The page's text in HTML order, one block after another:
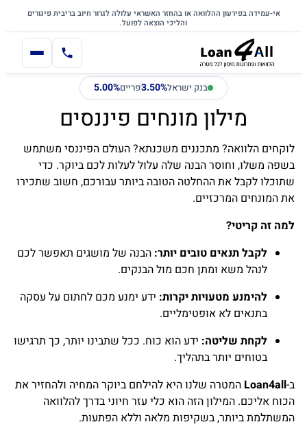
לתוכן
דלג לתוכן הראשי
אי-עמידה בפירעון ההלוואה או בהחזר האשראי עלולה לגרור חיוב בריבית פיגורים
והליכי הוצאה לפועל.
בנק ישראל3.50%פריים5.00%
מילון מונחים פיננסים
לוקחים הלוואה? מתכננים משכנתא? העולם הפיננסי משתמש
בשפה משלו, וחוסר הבנה שלה עלול לעלות לכם ביוקר. כדי
שתוכלו לקבל את ההחלטה הטובה ביותר עבורכם, חשוב שתכירו
את המונחים המרכזיים.
למה זה קריטי?
לקבל תנאים טובים יותר: הבנה של מושגים תאפשר לכם
לנהל משא ומתן חכם מול הבנקים.
להימנע מטעויות יקרות: ידע ימנע מכם לחתום על עסקה
בתנאים לא אופטימליים.
לקחת שליטה: ידע הוא כוח. ככל שתבינו יותר, כך תרגישו
בטוחים יותר בתהליך.
ב-Loan4all המטרה שלנו היא להילחם ביוקר המחיה ולהחזיר את
הכוח אליכם. המילון הזה הוא כלי עזר חיוני בדרך להלוואה
המשתלמת ביותר, בשקיפות מלאה וללא הפתעות.